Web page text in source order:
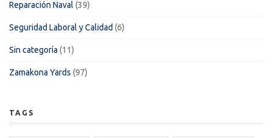
Reparación Naval (39)
Seguridad Laboral y Calidad (6)
Sin categoría (11)
Zamakona Yards (97)
TAGS